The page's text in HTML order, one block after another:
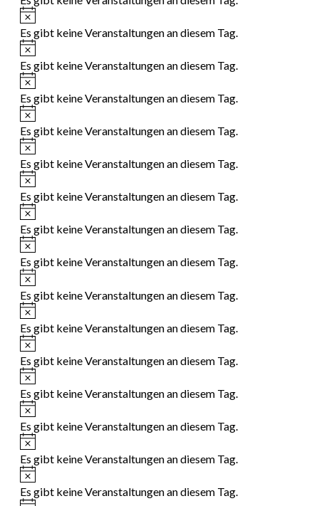
Hinweis
Es gibt keine Veranstaltungen an diesem Tag.
Hinweis
Es gibt keine Veranstaltungen an diesem Tag.
Hinweis
Es gibt keine Veranstaltungen an diesem Tag.
Hinweis
Es gibt keine Veranstaltungen an diesem Tag.
Hinweis
Es gibt keine Veranstaltungen an diesem Tag.
Hinweis
Es gibt keine Veranstaltungen an diesem Tag.
Hinweis
Es gibt keine Veranstaltungen an diesem Tag.
Hinweis
Es gibt keine Veranstaltungen an diesem Tag.
Hinweis
Es gibt keine Veranstaltungen an diesem Tag.
Hinweis
Es gibt keine Veranstaltungen an diesem Tag.
Hinweis
Es gibt keine Veranstaltungen an diesem Tag.
Hinweis
Es gibt keine Veranstaltungen an diesem Tag.
Hinweis
Es gibt keine Veranstaltungen an diesem Tag.
Hinweis
Es gibt keine Veranstaltungen an diesem Tag.
Hinweis
Es gibt keine Veranstaltungen an diesem Tag.